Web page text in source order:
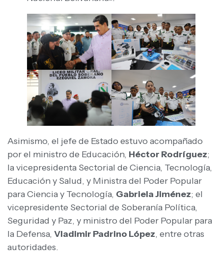
Asimismo, el jefe de Estado estuvo acompañado
por el ministro de Educación, Héctor Rodríguez;
la vicepresidenta Sectorial de Ciencia, Tecnología,
Educación y Salud, y Ministra del Poder Popular
para Ciencia y Tecnología, Gabriela Jiménez; el
vicepresidente Sectorial de Soberanía Política,
Seguridad y Paz, y ministro del Poder Popular para
la Defensa, Vladimir Padrino López, entre otras
autoridades.